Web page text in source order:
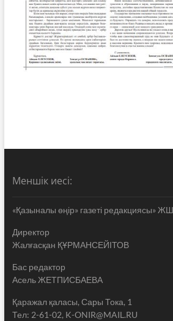
Меншік иесі:
«Қазыналы өңір» газеті редакциясы»
Директор
Жалғасқан ҚҰРМАНСЕЙІТОВ
Бас редактор
Асель ЖЕТПИСБАЕВА
Қаражал қаласы, Сары Тока, 1
Тел: 2-61-02, K-ONIR@MAIL.RU